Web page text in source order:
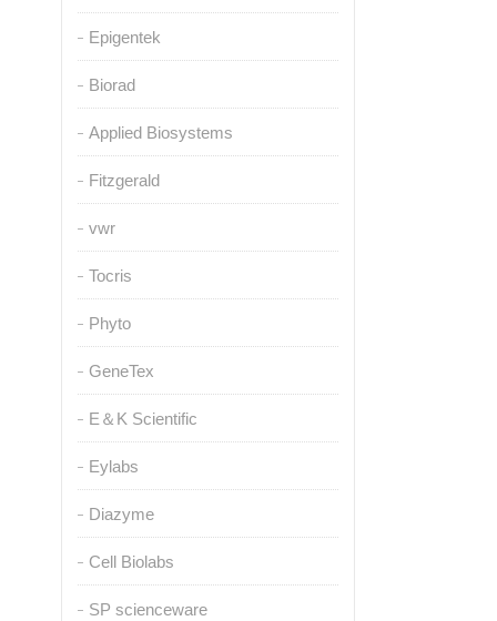
Epigentek
Biorad
Applied Biosystems
Fitzgerald
vwr
Tocris
Phyto
GeneTex
E＆K Scientific
Eylabs
Diazyme
Cell Biolabs
SP scienceware